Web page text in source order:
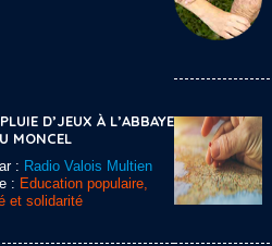
D’JEUX À L’ABBAYE
MONCEL
: Radio Valois Multien
: Education populaire,
et solidarité